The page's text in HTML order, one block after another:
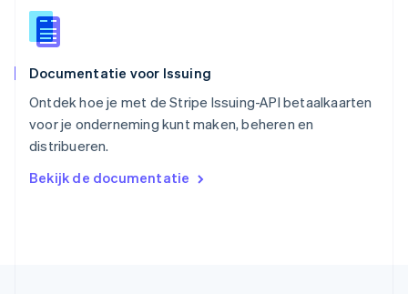
Documentatie voor Issuing
Ontdek hoe je met de Stripe Issuing-API betaalkaarten
voor je onderneming kunt maken, beheren en
distribueren.
Bekijk de documentatie
Spanje
Español
ไทยEnglish
Tsjechië
Vasteland van China
简体中文English
English